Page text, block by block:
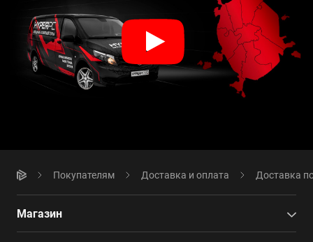
Покупателям Доставка и оплата Доставка
Магазин